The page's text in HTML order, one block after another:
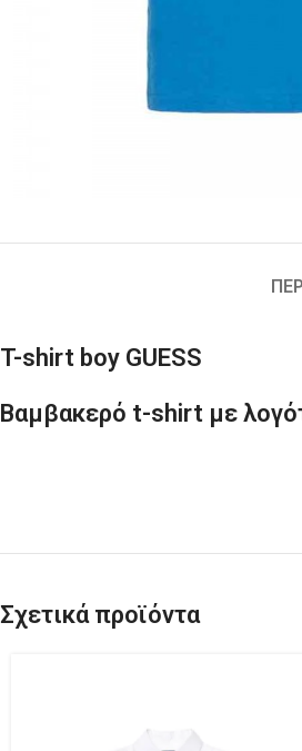
T-shirt boy GUESS
Βαμβακερό t-shirt με
Σχετικά προϊόντα